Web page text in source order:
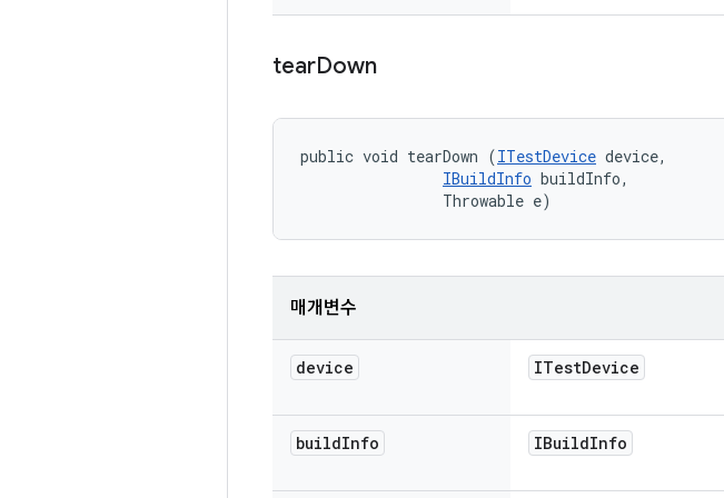
tearDown
public void tearDown (ITestDevice device,
IBuildInfo buildInfo,
                Throwable e)
매개변수
device ITestDevice
buildInfo IBuildInfo